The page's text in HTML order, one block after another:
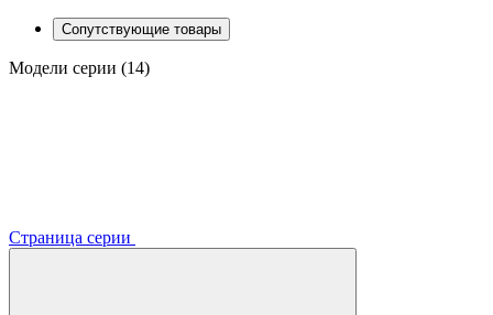
Сопутствующие товары
Модели серии (14)
Страница серии